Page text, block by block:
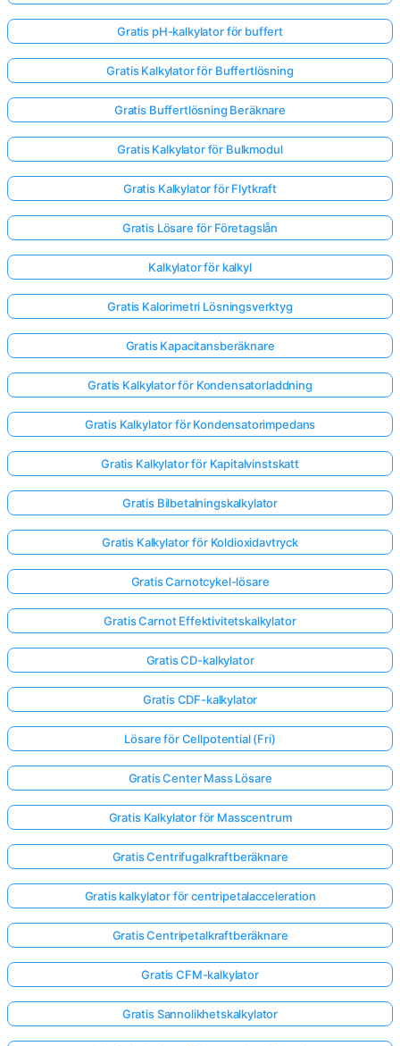
Gratis pH-kalkylator för buffert
Gratis Kalkylator för Buffertlösning
Gratis Buffertlösning Beräknare
Gratis Kalkylator för Bulkmodul
Gratis Kalkylator för Flytkraft
Gratis Lösare för Företagslån
Kalkylator för kalkyl
Gratis Kalorimetri Lösningsverktyg
Gratis Kapacitansberäknare
Gratis Kalkylator för Kondensatorladdning
Gratis Kalkylator för Kondensatorimpedans
Gratis Kalkylator för Kapitalvinstskatt
Gratis Bilbetalningskalkylator
Gratis Kalkylator för Koldioxidavtryck
Gratis Carnotcykel-lösare
Gratis Carnot Effektivitetskalkylator
Gratis CD-kalkylator
Gratis CDF-kalkylator
Lösare för Cellpotential (Fri)
Gratis Center Mass Lösare
Gratis Kalkylator för Masscentrum
Gratis Centrifugalkraftberäknare
Gratis kalkylator för centripetalacceleration
Gratis Centripetalkraftberäknare
Gratis CFM-kalkylator
Gratis Sannolikhetskalkylator